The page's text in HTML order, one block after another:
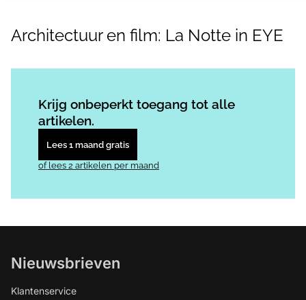
Architectuur en film: La Notte in EYE
Krijg onbeperkt toegang tot alle
artikelen.
Lees 1 maand gratis
of lees 2 artikelen per maand
Nieuwsbrieven
Klantenservice